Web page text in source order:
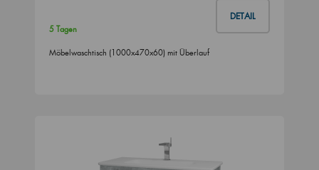
DETAIL
5 Tagen
Möbelwaschtisch (1000x470x60) mit Überlauf